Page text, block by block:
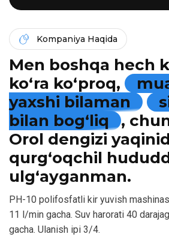
Kompaniya Haqida
Men boshqa hech
ko‘ra ko‘proq,
yaxshi bilaman
bilan bog‘liq
,
Orol dengizi
qurg‘oqchil
ulg‘ayganman.
PH-10 polifosfatli kir yuvish
11 l/min gacha. Suv harorati 40
gacha. Ulanish ipi 3/4.